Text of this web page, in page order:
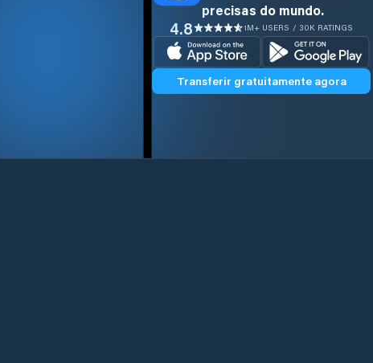
precisas do mundo.
4.8 1M+ USERS / 30K RATINGS
Transferir gratuitamente agora